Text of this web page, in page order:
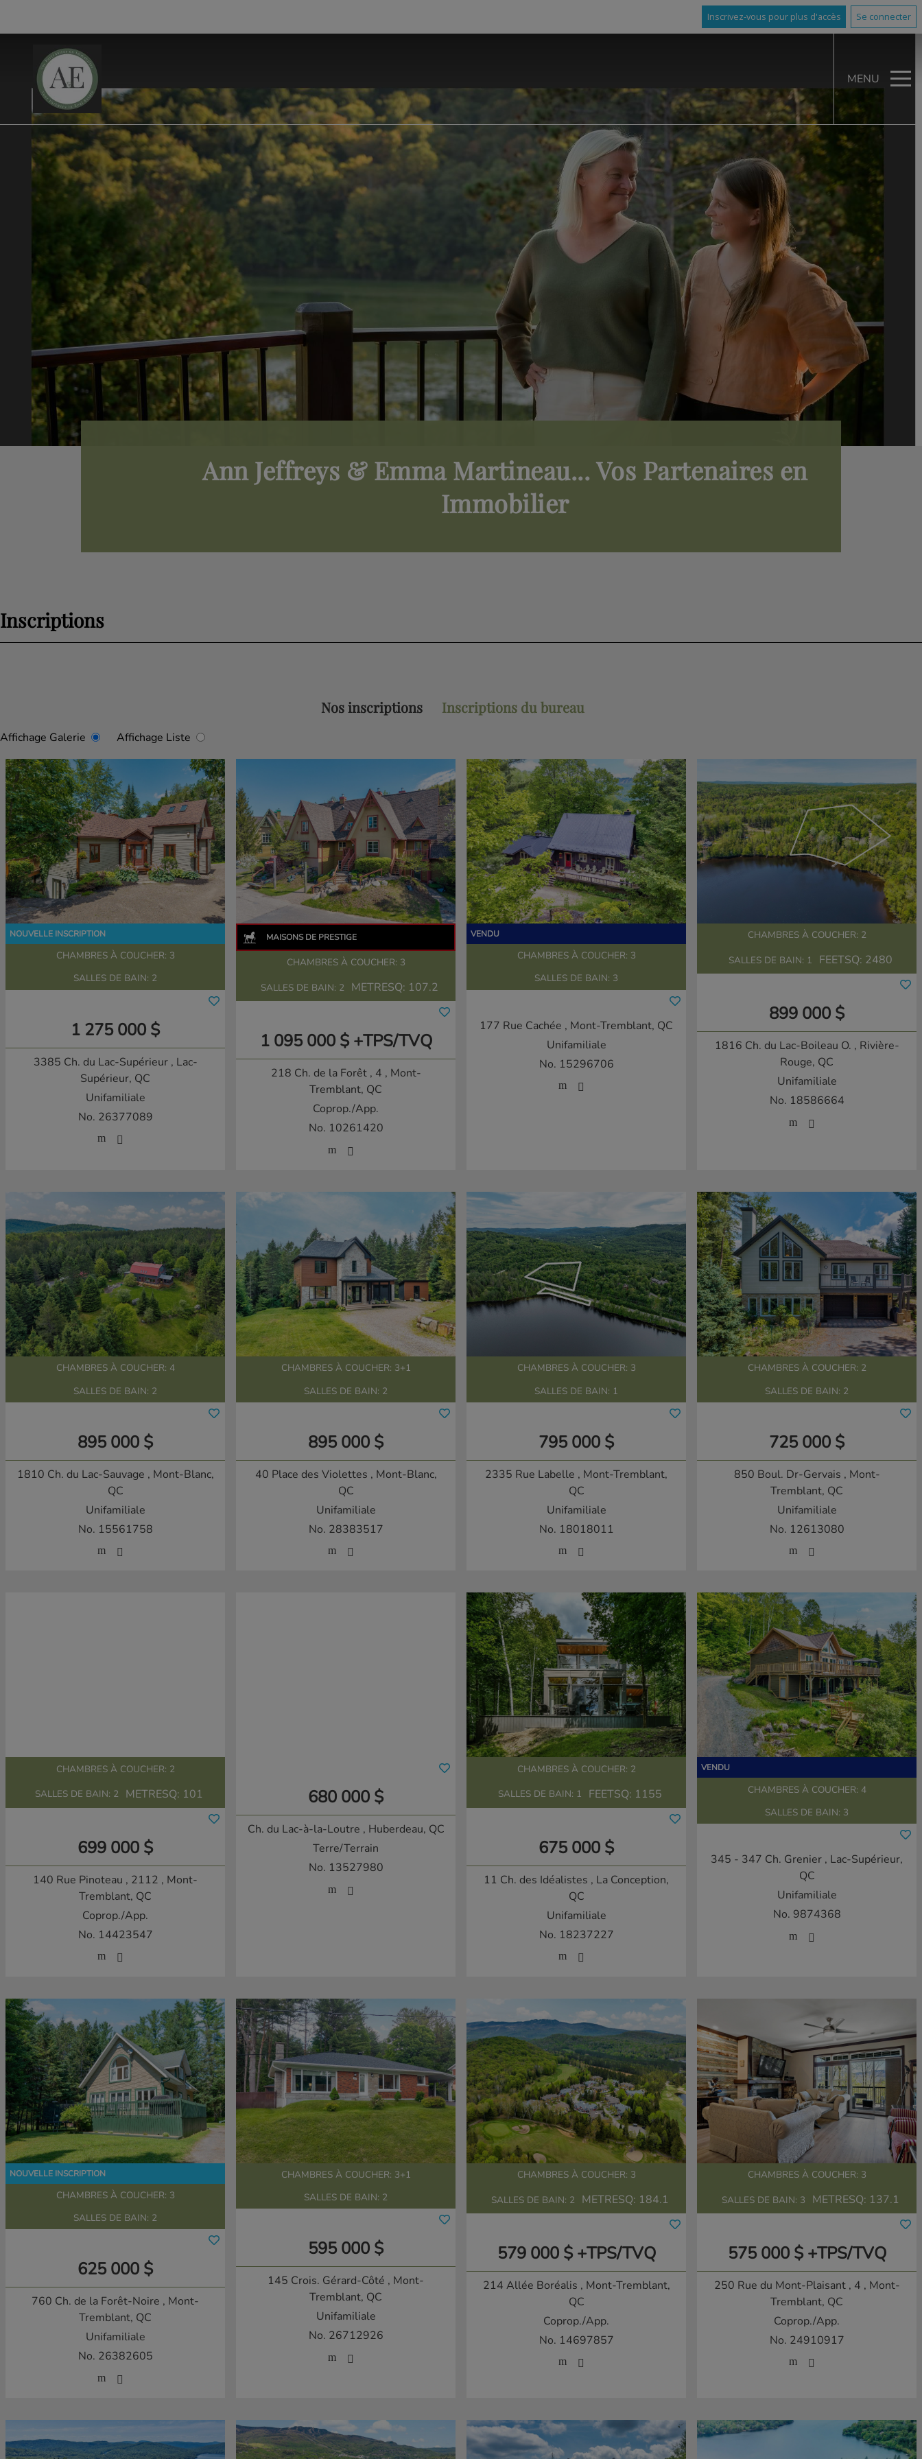
Inscrivez-vous pour plus d'accès Se connecter
MENU
Ann Jeffreys & Emma Martineau... Vos Partenaires en
Immobilier
Inscriptions
Nos inscriptions Inscriptions du bureau
Affichage Galerie Affichage Liste
CHAMBRES À COUCHER: 3
SALLES DE BAIN: 2
1 275 000 $
3385 Ch. du Lac-Supérieur , Lac-
Supérieur, QC
Unifamiliale
No. 26377089
CHAMBRES À COUCHER: 3
SALLES DE BAIN: 2
METRESQ: 107.2
1 095 000 $ +TPS/TVQ
218 Ch. de la Forêt , 4 , Mont-
Tremblant, QC
Coprop./App.
No. 10261420
CHAMBRES À COUCHER: 3
SALLES DE BAIN: 3
177 Rue Cachée , Mont-Tremblant, QC
Unifamiliale
No. 15296706
CHAMBRES À COUCHER: 2
SALLES DE BAIN: 1
FEETSQ: 2480
899 000 $
1816 Ch. du Lac-Boileau O. , Rivière-
Rouge, QC
Unifamiliale
No. 18586664
CHAMBRES À COUCHER: 4
SALLES DE BAIN: 2
895 000 $
1810 Ch. du Lac-Sauvage , Mont-Blanc,
QC
Unifamiliale
No. 15561758
CHAMBRES À COUCHER: 3+1
SALLES DE BAIN: 2
895 000 $
40 Place des Violettes , Mont-Blanc,
QC
Unifamiliale
No. 28383517
CHAMBRES À COUCHER: 3
SALLES DE BAIN: 1
795 000 $
2335 Rue Labelle , Mont-Tremblant,
QC
Unifamiliale
No. 18018011
CHAMBRES À COUCHER: 2
SALLES DE BAIN: 2
725 000 $
850 Boul. Dr-Gervais , Mont-
Tremblant, QC
Unifamiliale
No. 12613080
CHAMBRES À COUCHER: 2
SALLES DE BAIN: 2
METRESQ: 101
699 000 $
140 Rue Pinoteau , 2112 , Mont-
Tremblant, QC
Coprop./App.
No. 14423547
680 000 $
Ch. du Lac-à-la-Loutre , Huberdeau, QC
Terre/Terrain
No. 13527980
CHAMBRES À COUCHER: 2
SALLES DE BAIN: 1
FEETSQ: 1155
675 000 $
11 Ch. des Idéalistes , La Conception,
QC
Unifamiliale
No. 18237227
CHAMBRES À COUCHER: 4
SALLES DE BAIN: 3
345 - 347 Ch. Grenier , Lac-Supérieur,
QC
Unifamiliale
No. 9874368
CHAMBRES À COUCHER: 3
SALLES DE BAIN: 2
625 000 $
760 Ch. de la Forêt-Noire , Mont-
Tremblant, QC
Unifamiliale
No. 26382605
CHAMBRES À COUCHER: 3+1
SALLES DE BAIN: 2
595 000 $
145 Crois. Gérard-Côté , Mont-
Tremblant, QC
Unifamiliale
No. 26712926
CHAMBRES À COUCHER: 3
SALLES DE BAIN: 2
METRESQ: 184.1
579 000 $ +TPS/TVQ
214 Allée Boréalis , Mont-Tremblant,
QC
Coprop./App.
No. 14697857
CHAMBRES À COUCHER: 3
SALLES DE BAIN: 3
METRESQ: 137.1
575 000 $ +TPS/TVQ
250 Rue du Mont-Plaisant , 4 , Mont-
Tremblant, QC
Coprop./App.
No. 24910917